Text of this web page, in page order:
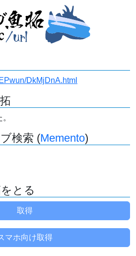
DkMjDnA.html
検索 (Memento)
とる